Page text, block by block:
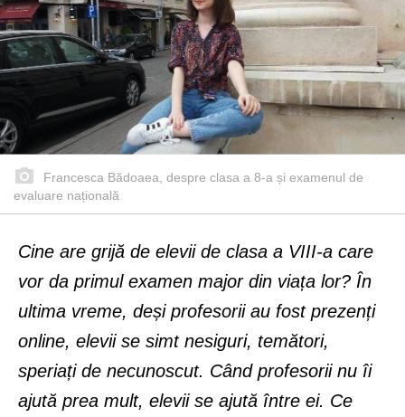
Francesca Bădoaea, despre clasa a 8-a și examenul de
evaluare națională
Cine are grijă de elevii de clasa a VIII-a care
vor da primul examen major din viața lor? În
ultima vreme, deși profesorii au fost prezenți
online, elevii se simt nesiguri, temători,
speriați de necunoscut. Când profesorii nu îi
ajută prea mult, elevii se ajută între ei. Ce